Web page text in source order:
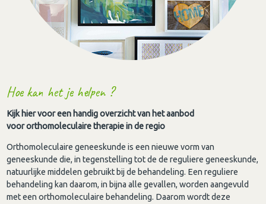
Hoe kan het je helpen ?
Kijk hier voor een handig overzicht van het aanbod
voor orthomoleculaire therapie in de regio
Orthomoleculaire geneeskunde is een nieuwe vorm van
geneeskunde die, in tegenstelling tot de de reguliere geneeskunde,
natuurlijke middelen gebruikt bij de behandeling. Een reguliere
behandeling kan daarom, in bijna alle gevallen, worden aangevuld
met een orthomoleculaire behandeling. Daarom wordt deze